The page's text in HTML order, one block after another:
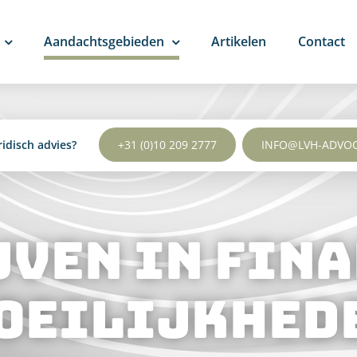
advies? +31 (0)10 209 2777 INFO@LVH-
Aandachtsgebieden Artikelen Contact
IN